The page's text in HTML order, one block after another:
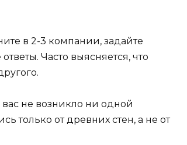
в 2-3 компании, задайте
Часто выясняется, что
не возникло ни одной
только от древних стен, а не от